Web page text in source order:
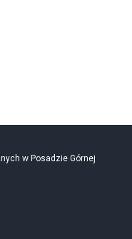
w Posadzie Górnej